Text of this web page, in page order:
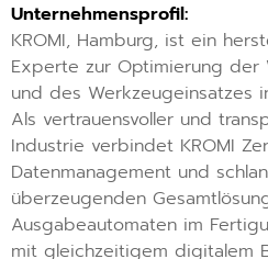
Unternehmensprofil:
KROMI, Hamburg, ist ein
Experte zur Optimierung der
und des Werkzeugeinsatzes
Als vertrauensvoller und
Industrie verbindet KROMI
Datenmanagement und
überzeugenden
Ausgabeautomaten im
mit gleichzeitigem digitalem